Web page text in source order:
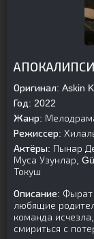
Оригинал: Askin
Год: 2022
Жанр:
Режиссер:
Актёры: Пынар
Муса Узунлар,
Токуш
Описание: Фырат
любящие
команда
смириться с